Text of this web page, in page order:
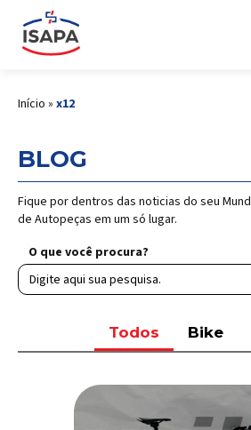
Início » x12
BLOG
Fique por dentros das noticias do seu
de Autopeças em um só lugar.
O que você procura?
Todos Bike